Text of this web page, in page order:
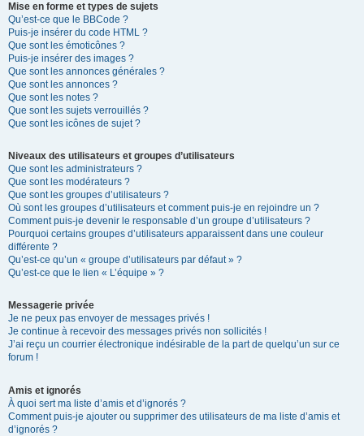
Mise en forme et types de sujets
Qu’est-ce que le BBCode ?
Puis-je insérer du code HTML ?
Que sont les émoticônes ?
Puis-je insérer des images ?
Que sont les annonces générales ?
Que sont les annonces ?
Que sont les notes ?
Que sont les sujets verrouillés ?
Que sont les icônes de sujet ?
Niveaux des utilisateurs et groupes d’utilisateurs
Que sont les administrateurs ?
Que sont les modérateurs ?
Que sont les groupes d’utilisateurs ?
Où sont les groupes d’utilisateurs et comment puis-je en rejoindre un ?
Comment puis-je devenir le responsable d’un groupe d’utilisateurs ?
Pourquoi certains groupes d’utilisateurs apparaissent dans une couleur
différente ?
Qu’est-ce qu’un « groupe d’utilisateurs par défaut » ?
Qu’est-ce que le lien « L’équipe » ?
Messagerie privée
Je ne peux pas envoyer de messages privés !
Je continue à recevoir des messages privés non sollicités !
J’ai reçu un courrier électronique indésirable de la part de quelqu’un sur ce
forum !
Amis et ignorés
À quoi sert ma liste d’amis et d’ignorés ?
Comment puis-je ajouter ou supprimer des utilisateurs de ma liste d’amis et
d’ignorés ?